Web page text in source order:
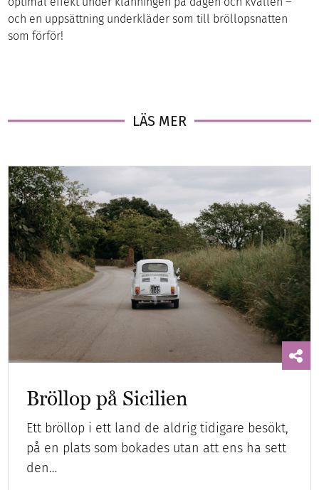
och en uppsättning underkläder som till bröllopsnatten
som förför!
LÄS MER
Bröllop på Sicilien
Ett bröllop i ett land de aldrig tidigare besökt,
på en plats som bokades utan att ens ha sett
den…